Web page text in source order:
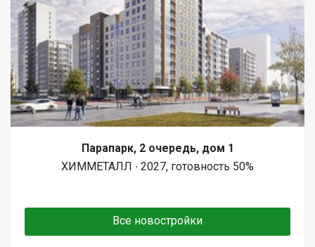
Парапарк, 2 очередь, дом 1
ХИММЕТАЛЛ ∙ 2027, готовность 50%
Все новостройки